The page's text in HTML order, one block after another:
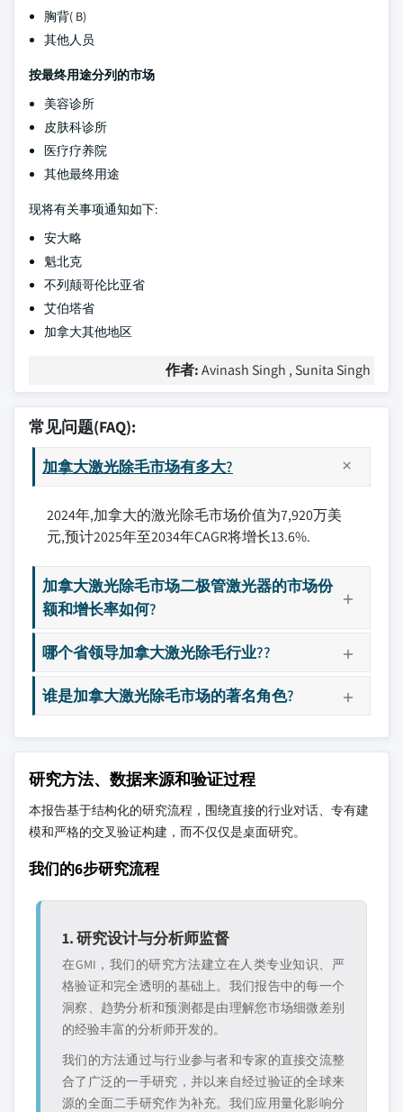
胸背( B)
其他人员
按最终用途分列的市场
美容诊所
皮肤科诊所
医疗疗养院
其他最终用途
现将有关事项通知如下:
安大略
魁北克
不列颠哥伦比亚省
艾伯塔省
加拿大其他地区
作者:Avinash Singh , Sunita Singh
常见问题(FAQ):
加拿大激光除毛市场有多大?
2024年,加拿大的激光除毛市场价值为7,920万美
元,预计2025年至2034年CAGR将增长13.6%.
加拿大激光除毛市场二极管激光器的市场份
额和增长率如何?
哪个省领导加拿大激光除毛行业??
谁是加拿大激光除毛市场的著名角色?
研究方法、数据来源和验证过程
本报告基于结构化的研究流程，围绕直接的行业对话、专有建
模和严格的交叉验证构建，而不仅仅是桌面研究。
我们的6步研究流程
1. 研究设计与分析师监督
在GMI，我们的研究方法建立在人类专业知识、严
格验证和完全透明的基础上。我们报告中的每一个
洞察、趋势分析和预测都是由理解您市场细微差别
的经验丰富的分析师开发的。
我们的方法通过与行业参与者和专家的直接交流整
合了广泛的一手研究，并以来自经过验证的全球来
源的全面二手研究作为补充。我们应用量化影响分